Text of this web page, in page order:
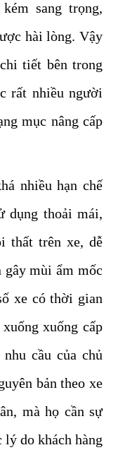
sang trọng,
hài lòng. Vậy
tiết bên trong
rất nhiều người
mục nâng cấp
nhiều hạn chế
dụng thoải mái,
thất trên xe, dễ
gây mùi ẩm mốc
xe có thời gian
xuống cấp
cầu của chủ
bản theo xe
mà họ cần sự
do khách hàng